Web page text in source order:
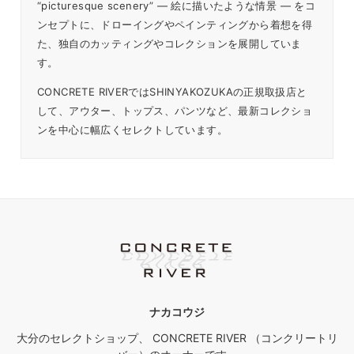
“picturesque scenery” — 絵に描いたような情景 — をコ
ンセプトに、ドローイングやペインティングから着想を得
た、独自のカッティングやコレクションを展開していま
す。
CONCRETE RIVERではSHINYAKOZUKAの正規取扱店と
して、アウター、トップス、パンツなど、最新コレクショ
ンを中心に幅広くセレクトしています。
ナカコウジ
大分のセレクトショップ、 CONCRETE RIVER （コンクリートリ